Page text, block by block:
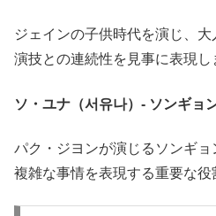
ジェインの子供時代を演じ、
演技との連続性を見事に表現し
ソ・ユナ（서유나）- ソンギョ
パク・ジヨンが演じるソンギ
複雑な事情を表現する重要な役